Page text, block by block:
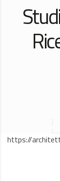
https://